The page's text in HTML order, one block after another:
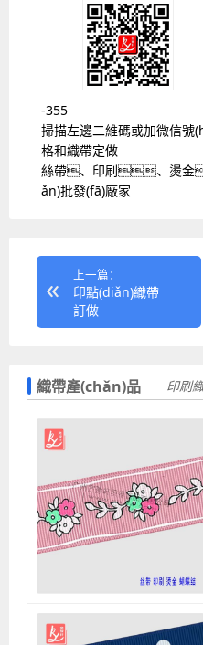
-355
掃描左邊二維碼或加微信
格和織帶定做
絲帶、印刷、燙金
ǎn)批發(fā)廠家
上一篇：
印點(diǎn)織帶
訂做
織帶產(chǎn)品 印刷